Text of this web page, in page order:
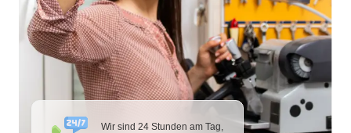
Wir sind 24 Stunden am Tag,